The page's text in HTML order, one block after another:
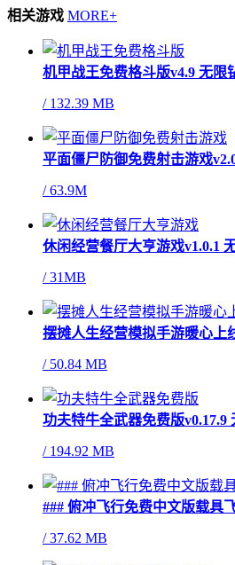
相关游戏 MORE+
机甲战王免费格斗版v4.9 无限
/132.39 MB
平面僵尸防御免费射击游戏
/63.9M
休闲经营餐厅大亨游戏v1.0.1
/31MB
摆摊人生经营模拟手游暖心上
/50.84 MB
功夫特牛全武器免费版v0.17.9
/194.92 MB
### 俯冲飞行免费中文版载具
/37.62 MB